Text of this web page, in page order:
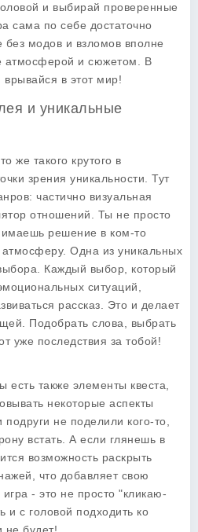
и выбирай проверенные
сама по себе достаточно
без модов и взломов вполне
атмосферой и сюжетом. В
в этот мир!
и уникальные
же такого крутого в
зрения уникальности. Тут
частично визуальная
отношений. Ты не просто
решение в ком-то
Одна из уникальных
Каждый выбор, который
ситуаций,
рассказ. Это и делает
Подобрать слова, выбрать
уже последствия за тобой!
также элементы квеста,
некоторые аспекты
не поделили кого-то,
встать. А если глянешь в
возможность раскрыть
что добавляет свою
- это не просто "кликаю-
и с головой подходить ко